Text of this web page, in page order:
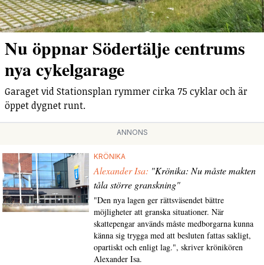
Nu öppnar Södertälje centrums
nya cykelgarage
Garaget vid Stationsplan rymmer cirka 75 cyklar och är
öppet dygnet runt.
ANNONS
KRÖNIKA
Alexander Isa: "Krönika: Nu måste makten
tåla större granskning"
"Den nya lagen ger rättsväsendet bättre
möjligheter att granska situationer. När
skattepengar används måste medborgarna kunna
känna sig trygga med att besluten fattas sakligt,
opartiskt och enligt lag.", skriver krönikören
Alexander Isa.